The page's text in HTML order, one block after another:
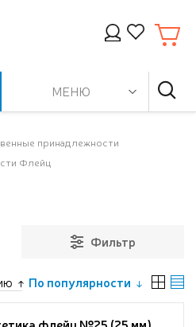
МЕНЮ
принадлежности
Флейц
Фильтр
По популярности